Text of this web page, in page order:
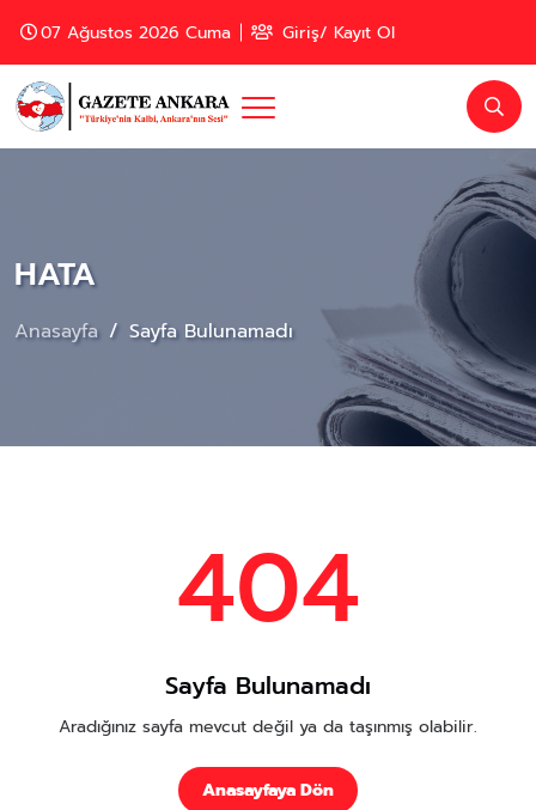
07 Ağustos 2026 Cuma Giriş/ Kayıt Ol
HATA
Anasayfa Sayfa Bulunamadı
404
Sayfa Bulunamadı
Aradığınız sayfa mevcut değil ya da taşınmış olabilir.
Anasayfaya Dön